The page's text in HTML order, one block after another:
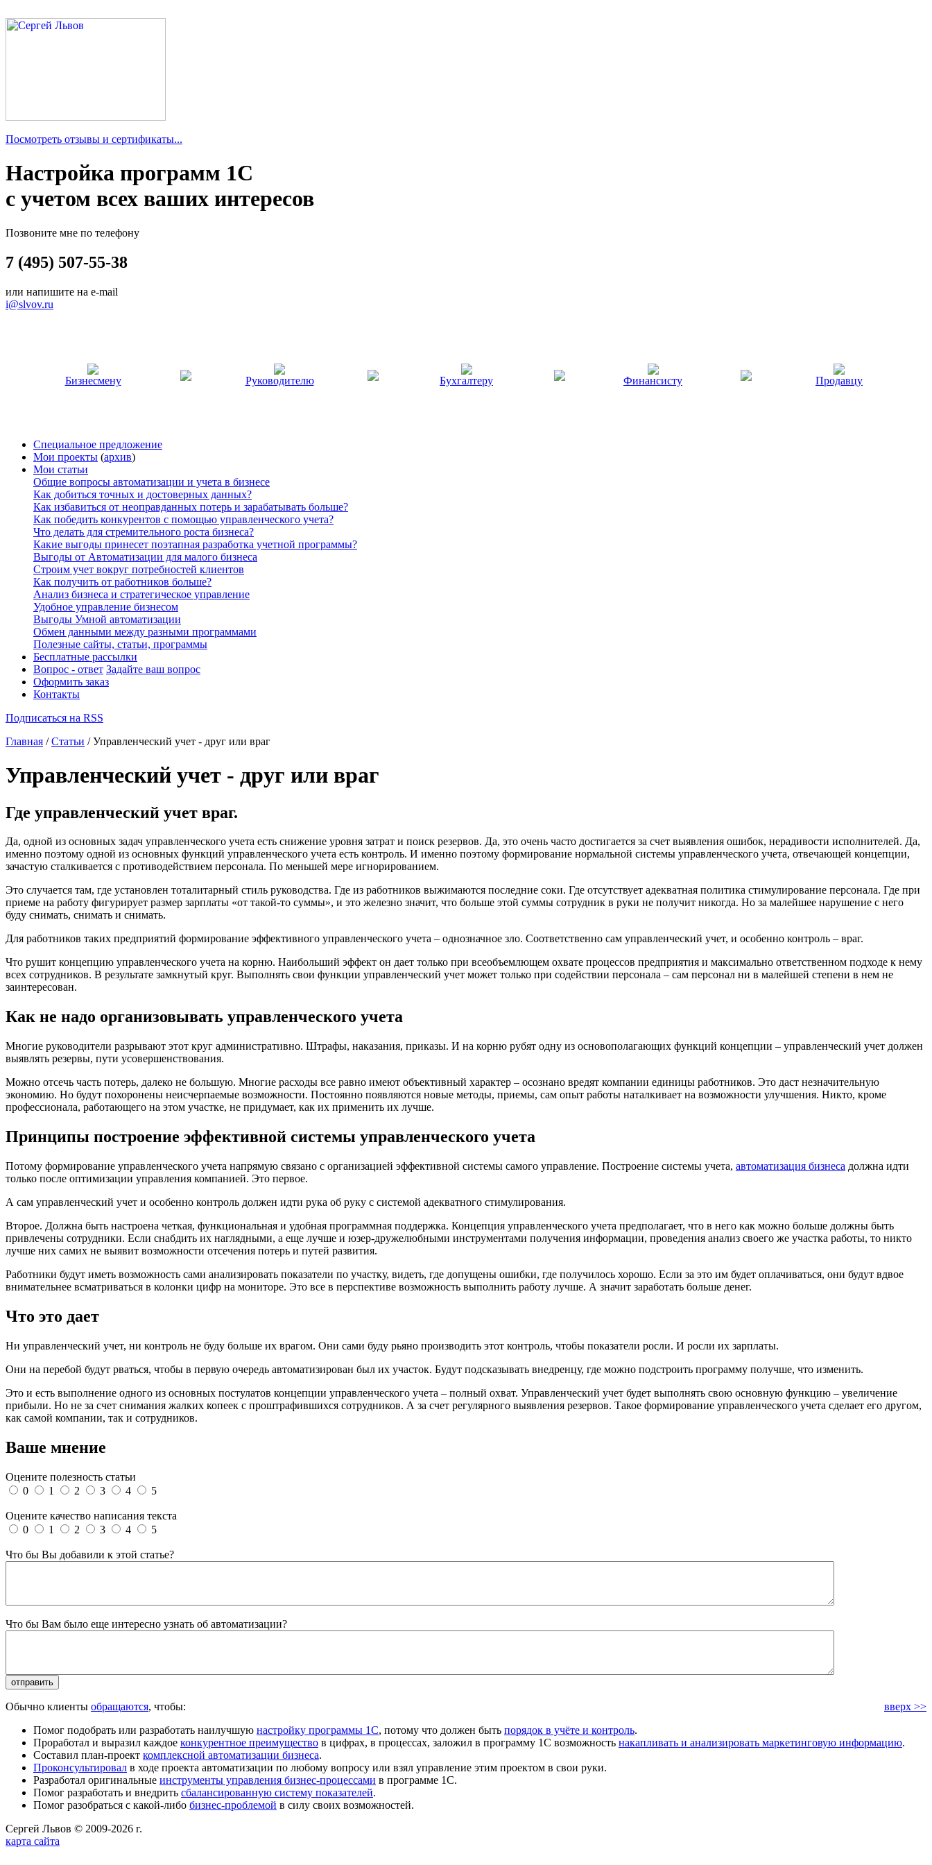
Посмотреть отзывы и сертификаты...
Настройка программ 1С
с учетом всех ваших интересов
Позвоните мне по телефону
7 (495) 507-55-38
или напишите на e-mail
i@slvov.ru
Бизнесмену Руководителю Бухгалтеру Финансисту Продавцу
Специальное предложение
Мои проекты (архив)
Мои статьи
Общие вопросы автоматизации и учета в бизнесе
Как добиться точных и достоверных данных?
Как избавиться от неоправданных потерь и зарабатывать больше?
Как победить конкурентов с помощью управленческого учета?
Что делать для стремительного роста бизнеса?
Какие выгоды принесет поэтапная разработка учетной программы?
Выгоды от Автоматизации для малого бизнеса
Строим учет вокруг потребностей клиентов
Как получить от работников больше?
Анализ бизнеса и стратегическое управление
Удобное управление бизнесом
Выгоды Умной автоматизации
Обмен данными между разными программами
Полезные сайты, статьи, программы
Бесплатные рассылки
Вопрос - ответ Задайте ваш вопрос
Оформить заказ
Контакты
Подписаться на RSS
Главная /Статьи / Управленческий учет - друг или враг
Управленческий учет - друг или враг
Где управленческий учет враг.
Да, одной из основных задач управленческого учета есть снижение уровня затрат и поиск резервов. Да, это очень часто достигается за счет выявления ошибок, нерадивости исполнителей. Да,
именно поэтому одной из основных функций управленческого учета есть контроль. И именно поэтому формирование нормальной системы управленческого учета, отвечающей концепции,
зачастую сталкивается с противодействием персонала. По меньшей мере игнорированием.
Это случается там, где установлен тоталитарный стиль руководства. Где из работников выжимаются последние соки. Где отсутствует адекватная политика стимулирование персонала. Где при
приеме на работу фигурирует размер зарплаты «от такой-то суммы», и это железно значит, что больше этой суммы сотрудник в руки не получит никогда. Но за малейшее нарушение с него
буду снимать, снимать и снимать.
Для работников таких предприятий формирование эффективного управленческого учета – однозначное зло. Соответственно сам управленческий учет, и особенно контроль – враг.
Что рушит концепцию управленческого учета на корню. Наибольший эффект он дает только при всеобъемлющем охвате процессов предприятия и максимально ответственном подходе к нему
всех сотрудников. В результате замкнутый круг. Выполнять свои функции управленческий учет может только при содействии персонала – сам персонал ни в малейшей степени в нем не
заинтересован.
Как не надо организовывать управленческого учета
Многие руководители разрывают этот круг административно. Штрафы, наказания, приказы. И на корню рубят одну из основополагающих функций концепции – управленческий учет должен
выявлять резервы, пути усовершенствования.
Можно отсечь часть потерь, далеко не большую. Многие расходы все равно имеют объективный характер – осознано вредят компании единицы работников. Это даст незначительную
экономию. Но будут похоронены неисчерпаемые возможности. Постоянно появляются новые методы, приемы, сам опыт работы наталкивает на возможности улучшения. Никто, кроме
профессионала, работающего на этом участке, не придумает, как их применить их лучше.
Принципы построение эффективной системы управленческого учета
Потому формирование управленческого учета напрямую связано с организацией эффективной системы самого управление. Построение системы учета, автоматизация бизнеса должна идти
только после оптимизации управления компанией. Это первое.
А сам управленческий учет и особенно контроль должен идти рука об руку с системой адекватного стимулирования.
Второе. Должна быть настроена четкая, функциональная и удобная программная поддержка. Концепция управленческого учета предполагает, что в него как можно больше должны быть
привлечены сотрудники. Если снабдить их наглядными, а еще лучше и юзер-дружелюбными инструментами получения информации, проведения анализ своего же участка работы, то никто
лучше них самих не выявит возможности отсечения потерь и путей развития.
Работники будут иметь возможность сами анализировать показатели по участку, видеть, где допущены ошибки, где получилось хорошо. Если за это им будет оплачиваться, они будут вдвое
внимательнее всматриваться в колонки цифр на мониторе. Это все в перспективе возможность выполнить работу лучше. А значит заработать больше денег.
Что это дает
Ни управленческий учет, ни контроль не буду больше их врагом. Они сами буду рьяно производить этот контроль, чтобы показатели росли. И росли их зарплаты.
Они на перебой будут рваться, чтобы в первую очередь автоматизирован был их участок. Будут подсказывать внедренцу, где можно подстроить программу получше, что изменить.
Это и есть выполнение одного из основных постулатов концепции управленческого учета – полный охват. Управленческий учет будет выполнять свою основную функцию – увеличение
прибыли. Но не за счет снимания жалких копеек с проштрафившихся сотрудников. А за счет регулярного выявления резервов. Такое формирование управленческого учета сделает его другом,
как самой компании, так и сотрудников.
Ваше мнение
Оцените полезность статьи
0
1 2 3 4 5
Оцените качество написания текста
0
1 2 3 4 5
Что бы Вы добавили к этой статье?
Что бы Вам было еще интересно узнать об автоматизации?
вверх >>
Обычно клиенты обращаются, чтобы:
Помог подобрать или разработать наилучшую настройку программы 1С, потому что должен быть порядок в учёте и контроль.
Проработал и выразил каждое конкурентное преимущество в цифрах, в процессах, заложил в программу 1С возможность накапливать и анализировать маркетинговую информацию.
Составил план-проект комплексной автоматизации бизнеса.
Проконсультировал в ходе проекта автоматизации по любому вопросу или взял управление этим проектом в свои руки.
Разработал оригинальные инструменты управления бизнес-процессами в программе 1С.
Помог разработать и внедрить сбалансированную систему показателей.
Помог разобраться с какой-либо бизнес-проблемой в силу своих возможностей.
Сергей Львов © 2009-2026 г.
карта сайта